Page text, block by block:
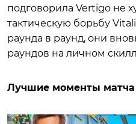
подговорила Vertigo не
тактическую борьбу
раунда в раунд, они
раундов на личном
Лучшие моменты